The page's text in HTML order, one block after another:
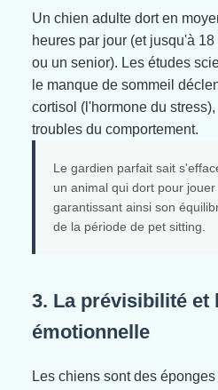
Un chien adulte dort en
heures par jour (et jusqu'à
ou un senior). Les études
le manque de sommeil
cortisol (l'hormone du
troubles du comportement.
Le gardien parfait sait
un animal qui dort pour
garantissant ainsi son
de la période de pet sitting.
3. La prévisibilité et
émotionnelle
Les chiens sont des